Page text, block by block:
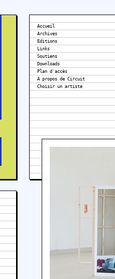
Accueil
Archives
Editions
Links
Soutiens
Downloads
Plan d'accès
A propos de Circuit